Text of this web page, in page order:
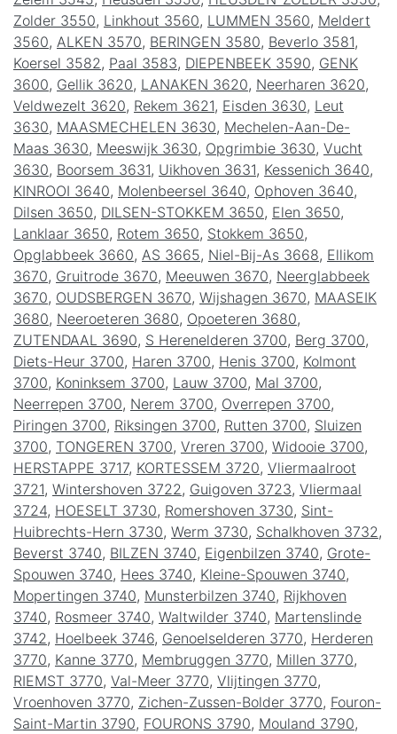
Zolder 3550, Linkhout 3560, LUMMEN 3560, Meldert
3560, ALKEN 3570, BERINGEN 3580, Beverlo 3581,
Koersel 3582 , Paal 3583, DIEPENBEEK 3590, GENK
3600, Gellik 3620, LANAKEN 3620, Neerharen 3620,
Veldwezelt 3620, Rekem 3621, Eisden 3630, Leut
3630, MAASMECHELEN 3630, Mechelen-Aan-De-
Maas 3630, Meeswijk 3630, Opgrimbie 3630, Vucht
3630, Boorsem 3631, Uikhoven 3631, Kessenich 3640,
KINROOI 3640, Molenbeersel 3640, Ophoven 3640,
Dilsen 3650, DILSEN-STOKKEM 3650, Elen 3650,
Lanklaar 3650, Rotem 3650, Stokkem 3650,
Opglabbeek 3660, AS 3665, Niel-Bij-As 3668, Ellikom
3670, Gruitrode 3670, Meeuwen 3670, Neerglabbeek
3670, OUDSBERGEN 3670, Wijshagen 3670, MAASEIK
3680, Neeroeteren 3680, Opoeteren 3680,
ZUTENDAAL 3690, S Herenelderen 3700, Berg 3700,
Diets-Heur 3700, Haren 3700, Henis 3700, Kolmont
3700, Koninksem 3700, Lauw 3700, Mal 3700,
Neerrepen 3700, Nerem 3700, Overrepen 3700,
Piringen 3700, Riksingen 3700, Rutten 3700, Sluizen
3700, TONGEREN 3700, Vreren 3700, Widooie 3700,
HERSTAPPE 3717, KORTESSEM 3720, Vliermaalroot
3721, Wintershoven 3722 , Guigoven 3723, Vliermaal
3724, HOESELT 3730, Romershoven 3730, Sint-
Huibrechts-Hern 3730, Werm 3730, Schalkhoven 3732 ,
Beverst 3740, BILZEN 3740, Eigenbilzen 3740, Grote-
Spouwen 3740, Hees 3740, Kleine-Spouwen 3740,
Mopertingen 3740, Munsterbilzen 3740, Rijkhoven
3740, Rosmeer 3740, Waltwilder 3740, Martenslinde
3742 , Hoelbeek 3746, Genoelselderen 3770, Herderen
3770, Kanne 3770, Membruggen 3770, Millen 3770,
RIEMST 3770, Val-Meer 3770, Vlijtingen 3770,
Vroenhoven 3770, Zichen-Zussen-Bolder 3770, Fouron-
Saint-Martin 3790, FOURONS 3790, Mouland 3790,